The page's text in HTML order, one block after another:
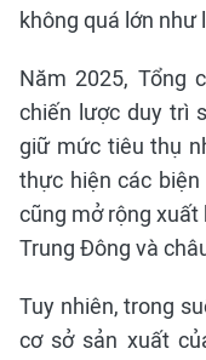
không quá lớn như
Năm 2025, Tổng
chiến lược duy trì
giữ mức tiêu thụ
thực hiện các
cũng mở rộng
Trung Đông và
Tuy nhiên, trong
cơ sở sản xuất